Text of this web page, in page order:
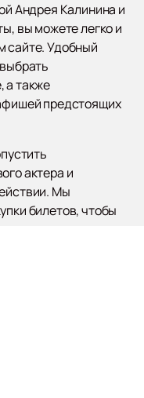
Андрея Калинина и
вы можете легко и
сайте. Удобный
а также
предстоящих
актера и
Мы
билетов, чтобы